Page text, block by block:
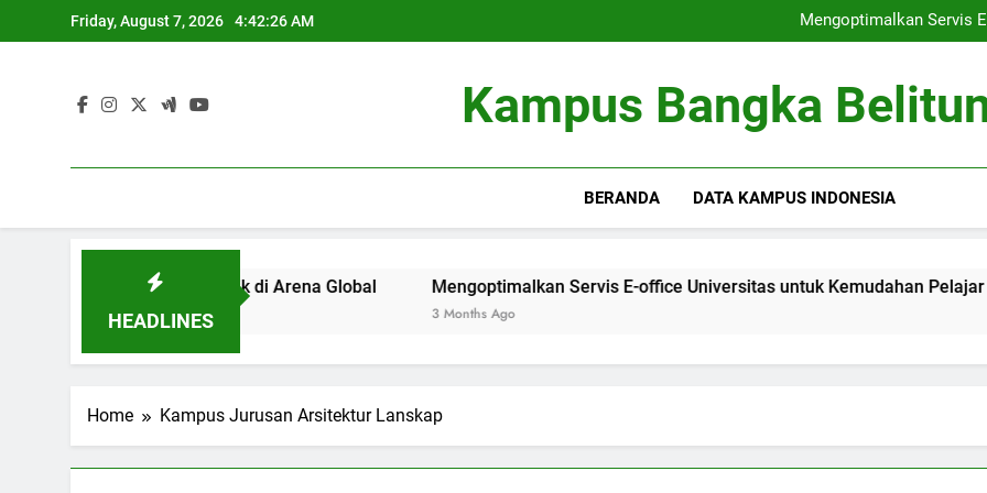
to
Friday, August 7, 2026 4:42:26 AM
Mengoptimalkan Servis
Optimalisasi
Mengoptimalkan Servis
Optimalisasi
Kampus Bangka
BERANDA DATA KAMPUS INDONESIA
HEADLINES
Universitas Terbaik di Arena Global Mengoptimalkan Servis E-office Universitas untuk Kemudahan Pelajar
3 Months Ago
Home Kampus Jurusan Arsitektur Lanskap